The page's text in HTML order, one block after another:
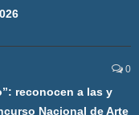
0
reconocen a las y
Nacional de Arte